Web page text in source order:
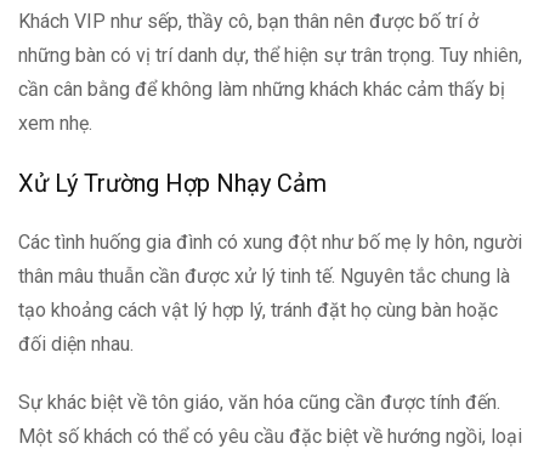
Khách VIP như sếp, thầy cô, bạn thân nên được bố trí ở
những bàn có vị trí danh dự, thể hiện sự trân trọng. Tuy nhiên,
cần cân bằng để không làm những khách khác cảm thấy bị
xem nhẹ.
Xử Lý Trường Hợp Nhạy Cảm
Các tình huống gia đình có xung đột như bố mẹ ly hôn, người
thân mâu thuẫn cần được xử lý tinh tế. Nguyên tắc chung là
tạo khoảng cách vật lý hợp lý, tránh đặt họ cùng bàn hoặc
đối diện nhau.
Sự khác biệt về tôn giáo, văn hóa cũng cần được tính đến.
Một số khách có thể có yêu cầu đặc biệt về hướng ngồi, loại